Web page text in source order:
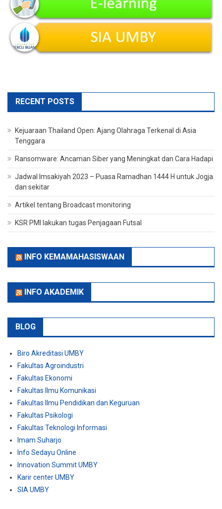
RECENT POSTS
Kejuaraan Thailand Open: Ajang Olahraga Terkenal di Asia
Tenggara
Ransomware: Ancaman Siber yang Meningkat dan Cara Hadapi
Jadwal Imsakiyah 2023 – Puasa Ramadhan 1444 H untuk Jogja
dan sekitar
Artikel tentang Broadcast monitoring
KSR PMI lakukan tugas Penjagaan Futsal
INFO KEMAMAHASISWAAN
INFO AKADEMIK
BLOG
Biro Akreditasi UMBY
Fakultas Agroindustri
Fakultas Ekonomi
Fakultas Ilmu Komunikasi
Fakultas Ilmu Pendidikan dan Keguruan
Fakultas Psikologi
Fakultas Teknologi Informasi
Imam Suharjo
Info Sedayu Online
Innovation Summit UMBY
Karir center UMBY
SIA UMBY